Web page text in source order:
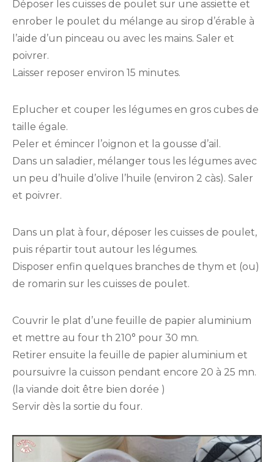
Déposer les cuisses de poulet sur une assiette et
enrober le poulet du mélange au sirop d’érable à
l’aide d’un pinceau ou avec les mains. Saler et
poivrer.
Laisser reposer environ 15 minutes.
Eplucher et couper les légumes en gros cubes de
taille égale.
Peler et émincer l’oignon et la gousse d’ail.
Dans un saladier, mélanger tous les légumes avec
un peu d’huile d’olive l’huile (environ 2 càs). Saler
et poivrer.
Dans un plat à four, déposer les cuisses de poulet,
puis répartir tout autour les légumes.
Disposer enfin quelques branches de thym et (ou)
de romarin sur les cuisses de poulet.
Couvrir le plat d’une feuille de papier aluminium
et mettre au four th 210° pour 30 mn.
Retirer ensuite la feuille de papier aluminium et
poursuivre la cuisson pendant encore 20 à 25 mn.
(la viande doit être bien dorée )
Servir dès la sortie du four.